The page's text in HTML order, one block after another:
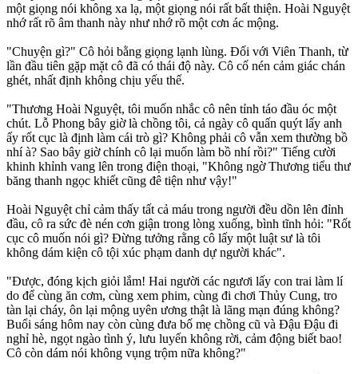
một giọng nói không xa lạ, một giọng nói rất bất thiện. Hoài Nguyệt
nhớ rất rõ âm thanh này như nhớ rõ một cơn ác mộng.
"Chuyện gì?" Cô hỏi bằng giọng lạnh lùng. Đối với Viên Thanh, từ
lần đầu tiên gặp mặt cô đã có thái độ này. Cô cố nén cảm giác chán
ghét, nhất định không chịu yếu thế.
"Thương Hoài Nguyệt, tôi muốn nhắc cô nên tỉnh táo đầu óc một
chút. Lỗ Phong bây giờ là chồng tôi, cả ngày cô quấn quýt lấy anh
ấy rốt cục là định làm cái trò gì? Không phải cô vẫn xem thường bồ
nhí à? Sao bây giờ chính cô lại muốn làm bồ nhí rồi?" Tiếng cười
khinh khỉnh vang lên trong điện thoại, "Không ngờ Thương tiểu thư
băng thanh ngọc khiết cũng đê tiện như vậy!"
Hoài Nguyệt chỉ cảm thấy tất cả máu trong người đều dồn lên đỉnh
đầu, cô ra sức đè nén cơn giận trong lòng xuống, bình tĩnh hỏi: "Rốt
cục cô muốn nói gì? Đừng tưởng rằng cô lấy một luật sư là tôi
không dám kiện cô tội xúc phạm danh dự người khác".
"Được, đóng kịch giỏi lắm! Hai người các ngươi lấy con trai làm lí
do để cùng ăn cơm, cùng xem phim, cùng đi chơi Thủy Cung, tro
tàn lại cháy, ôn lại mộng uyên ương thật là lãng mạn đúng không?
Buổi sáng hôm nay còn cùng đưa bố mẹ chồng cũ và Đậu Đậu đi
nghỉ hè, ngọt ngào tình ý, lưu luyến không rời, cảm động biết bao!
Cô còn dám nói không vụng trộm nữa không?"